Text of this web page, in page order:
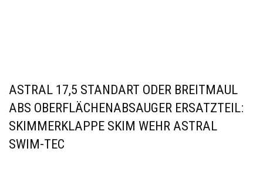
ASTRAL 17,5 STANDART ODER BREITMAUL
ABS OBERFLÄCHENABSAUGER ERSATZTEIL:
SKIMMERKLAPPE SKIM WEHR ASTRAL
SWIM-TEC